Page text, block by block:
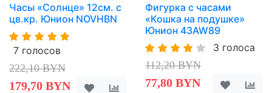
Часы «Солнце» 12см. с
цв.кр. Юнион NOVHBN
7 голосов
222,10 BYN
179,70 BYN
Фигурка с часами
«Кошка на подушке»
Юнион 43AW89
3 голоса
112,20 BYN
77,80 BYN